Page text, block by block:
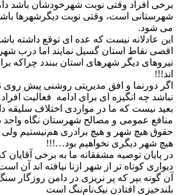
برخی افراد وقتی نوبت شهرخودشان باشد
شهرستانی است، وقتی نوبت دیگرشهرها
می شود.
این عادلانه نیست که عده ای توقع داشته
اقصی نقاط استان گسیل نمایند اما درب
نیروهای دیگر شهرهای استان ببندد چراکه
اند!!!
اگر دورنما و افق مدیریتی روشنی پیش روی
نباشد چه انگیزه ای برای ادامه فعالیت
بعید نیست که ما در مواردی اختلاف سلیقه
منافع عمومی و مصالح شهرستان نگاه واحد
حقوق هیچ شهر و هیچ برادری هم‌نیستیم
هیچ شهر دیگری نخواهیم بود…!!!
در پایان توصیه مشفقانه ما به برخی
دیواری کوتاه تر از شهر ازنا نیافته اند آن
آن گونه بپر که‌ پر نریزی در دامن روزگار
بلندخیزی افتادن نیک‌نام‌ننگ است